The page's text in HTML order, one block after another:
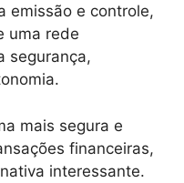
emissão e controle,
uma rede
segurança,
mais segura e
financeiras,
interessante.